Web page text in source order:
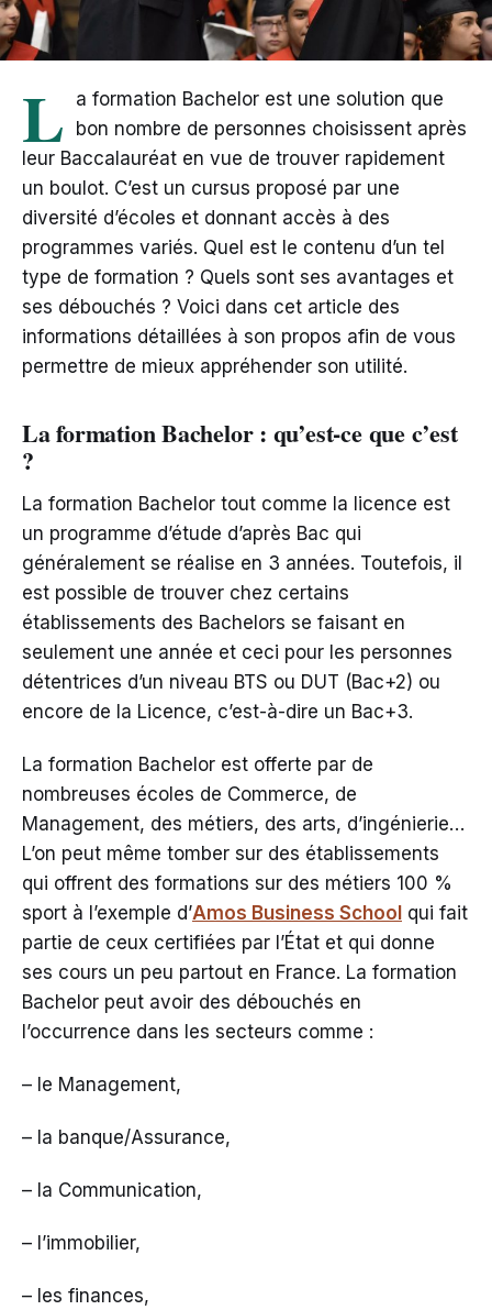
L
a formation Bachelor est une solution que
bon nombre de personnes choisissent après
leur Baccalauréat en vue de trouver rapidement
un boulot. C’est un cursus proposé par une
diversité d’écoles et donnant accès à des
programmes variés. Quel est le contenu d’un tel
type de formation ? Quels sont ses avantages et
ses débouchés ? Voici dans cet article des
informations détaillées à son propos afin de vous
permettre de mieux appréhender son utilité.
La formation Bachelor : qu’est-ce que c’est
?
La formation Bachelor tout comme la licence est
un programme d’étude d’après Bac qui
généralement se réalise en 3 années. Toutefois, il
est possible de trouver chez certains
établissements des Bachelors se faisant en
seulement une année et ceci pour les personnes
détentrices d’un niveau BTS ou DUT (Bac+2) ou
encore de la Licence, c’est-à-dire un Bac+3.
La formation Bachelor est offerte par de
nombreuses écoles de Commerce, de
Management, des métiers, des arts, d’ingénierie…
L’on peut même tomber sur des établissements
qui offrent des formations sur des métiers 100 %
sport à l’exemple d’Amos Business School qui fait
partie de ceux certifiées par l’État et qui donne
ses cours un peu partout en France. La formation
Bachelor peut avoir des débouchés en
l’occurrence dans les secteurs comme :
– le Management,
– la banque/Assurance,
– la Communication,
– l’immobilier,
– les finances,